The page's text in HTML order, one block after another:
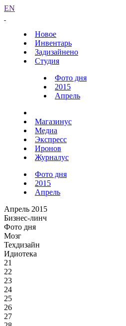
EN
Новое
Инвентарь
Задизайнено
Студия
Фото дня
2015
Апрель
Магазинус
Медиа
Экспресс
Иронов
Журналус
Фото дня
2015
Апрель
Апрель 2015
Бизнес-линч
Фото дня
Мозг
Техдизайн
Идиотека
21
22
23
24
25
26
27